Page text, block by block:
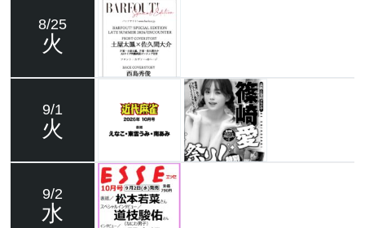
8/25
火
9/1
火
9/2
水